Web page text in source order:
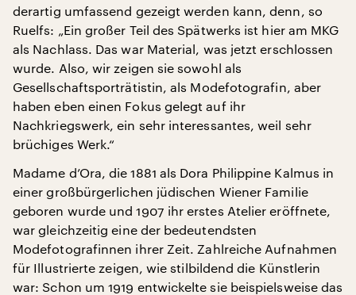
derartig umfassend gezeigt werden kann, denn, so
Ruelfs: „Ein großer Teil des Spätwerks ist hier am MKG
als Nachlass. Das war Material, was jetzt erschlossen
wurde. Also, wir zeigen sie sowohl als
Gesellschaftsporträtistin, als Modefotografin, aber
haben eben einen Fokus gelegt auf ihr
Nachkriegswerk, ein sehr interessantes, weil sehr
brüchiges Werk.“
Madame d’Ora, die 1881 als Dora Philippine Kalmus in
einer großbürgerlichen jüdischen Wiener Familie
geboren wurde und 1907 ihr erstes Atelier eröffnete,
war gleichzeitig eine der bedeutendsten
Modefotografinnen ihrer Zeit. Zahlreiche Aufnahmen
für Illustrierte zeigen, wie stilbildend die Künstlerin
war: Schon um 1919 entwickelte sie beispielsweise das